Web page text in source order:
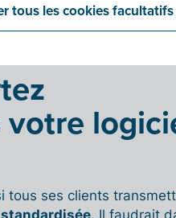
d’introduction de
tous ses clients
. Il faudrait
tous les cookies facultatifs